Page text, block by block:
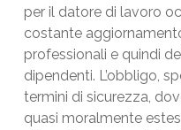
per il datore di lavoro
costante
professionali e quindi
dipendenti. L’obbligo,
termini di sicurezza,
quasi moralmente